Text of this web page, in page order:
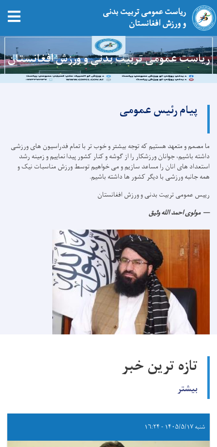
Skip
to
main
content
ریاست عمومی تربیت بدنی
و ورزش افغانستان
ریاست عمومی تربیت بدنی و ورزش افغانستان
پیام رئیس عمومی
ما مصمم و متعهد هستیم که توجه بیشتر و خوب تر با تمام فدراسیون های ورزشی
داشته باشیم، جوانان ورزشکار را از گوشه و کنار کشور پیدا نماییم و زمینه رشد
استعداد های انان را مساعد سازیم و می خواهیم توسط ورزش مناسبات نیک و
همه جانبه ورزشی با دیگر کشور ها داشته باشیم.
رييس عمومی تربیت بدنی و ورزش افغانستان
مولوی احمد الله وثیق
تازه ترین خبر
بیشتر
شنبه ۱۴۰۵/۵/۱۷ - ۱۶:۲۴